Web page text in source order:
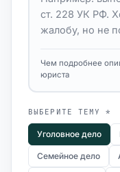
Чем подробнее
юриста
ВЫБЕРИТЕ ТЕМУ *
Уголовное дело
Семейное дело